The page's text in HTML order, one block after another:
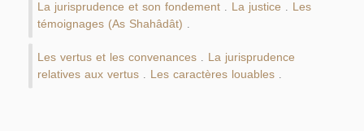
La jurisprudence et son fondement La justice Les
témoignages (As Shahâdât)
Les vertus et les convenances La jurisprudence
relatives aux vertus Les caractères louables